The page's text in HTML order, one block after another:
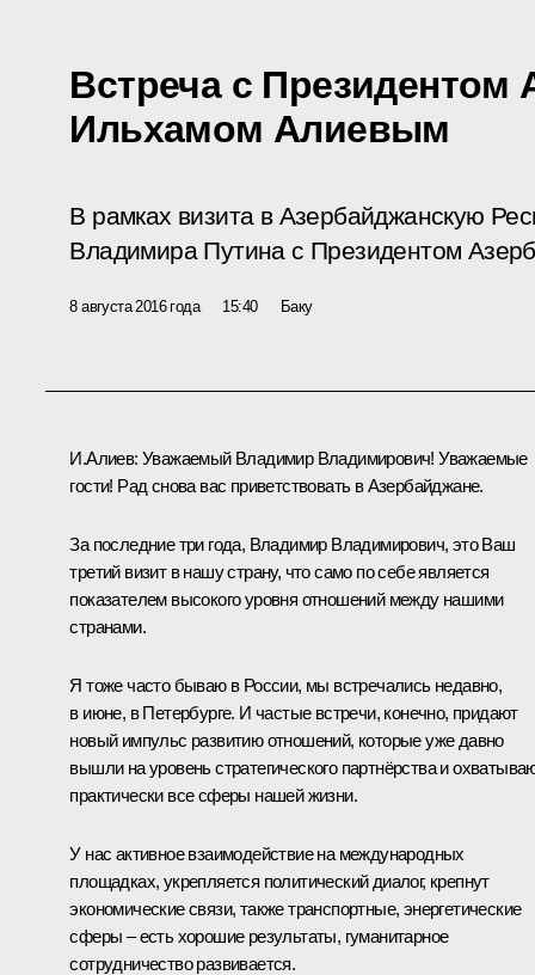
Встреча с Президентом
Ильхамом Алиевым
В рамках визита в Азербайджанскую
Владимира Путина с Президентом
8 августа 2016 года 15:40 Баку
И.Алиев:Уважаемый Владимир Владимирович! Уважаемые
гости! Рад снова вас приветствовать в Азербайджане.
За последние три года, Владимир Владимирович, это Ваш
третий визит в нашу страну, что само по себе является
показателем высокого уровня отношений между нашими
странами.
Я тоже часто бываю в России, мы встречались недавно,
в июне, в Петербурге. И частые встречи, конечно, придают
новый импульс развитию отношений, которые уже давно
вышли на уровень стратегического партнёрства и
практически все сферы нашей жизни.
У нас активное взаимодействие на международных
площадках, укрепляется политический диалог, крепнут
экономические связи, также транспортные, энергетические
сферы – есть хорошие результаты, гуманитарное
сотрудничество развивается.